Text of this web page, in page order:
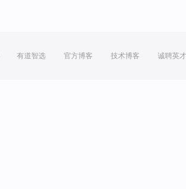
有道智选 官方博客 技术博客 诚聘英才